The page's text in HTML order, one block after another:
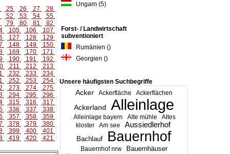
Ungarn (5)
Forst- / Landwirtschaft
subventioniert
Rumänien ()
Georgien ()
Unsere häufigsten Suchbegriffe
Acker Ackerfläche Ackerflächen
Ackerland Alleinlage
Alleinlage bayern Alte mühle
Altes
kloster
Am see Aussiedlerhof
Bachlauf Bauernhof
Bauernhof nrw Bauernhäuser
25 26 27
28
52 53 54
55
79 80 81
82
105 106
107
127 128
129
148 149
150
169 170
171
190 191
192
211 212
213
232 233
234
252 253
254
273 274
275
294 295
296
315 316
317
336 337
338
357 358
359
378 379
380
399 400
401
419 420 421